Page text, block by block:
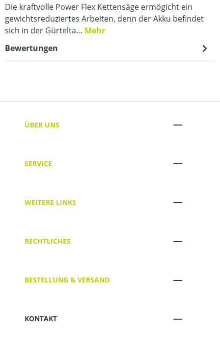
Die kraftvolle Power Flex Kettensäge ermögicht ein
gewichtsreduziertes Arbeiten, denn der Akku befindet
sich in der Gürtelta… Mehr
Bewertungen
ÜBER UNS
SERVICE
WEITERE LINKS
RECHTLICHES
BESTELLUNG & VERSAND
KONTAKT